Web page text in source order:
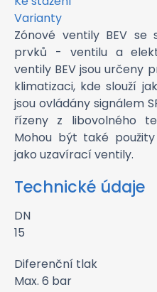
Varianty
Zónové ventily BEV se
prvků - ventilu a
ventily BEV jsou určeny
klimatizaci, kde slouží
jsou ovládány signálem
řízeny z libovolného
Mohou být také
jako uzavírací ventily.
Technické údaje
DN
15
Diferenční tlak
Max. 6 bar